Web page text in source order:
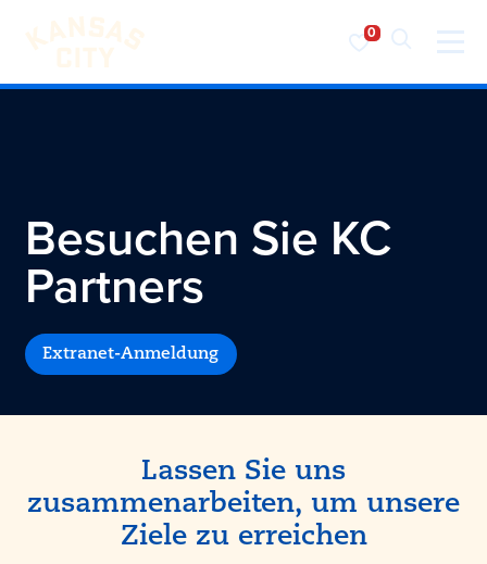
Besuchen Sie KC
Besuchen Sie KC
Partners
Extranet-Anmeldung
Lassen Sie uns
zusammenarbeiten, um unsere
Ziele zu erreichen